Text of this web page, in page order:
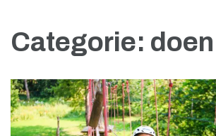
Categorie: doen